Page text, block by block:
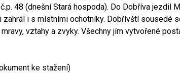
48 (dnešní Stará hospoda). Do Dobříva jezdil
i s místními ochotníky. Dobřívští sousedé
vztahy a zvyky. Všechny jím vytvořené
ke stažení)